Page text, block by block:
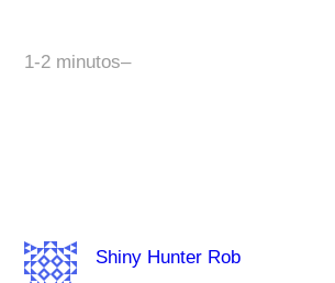
1-2 minutos–
Shiny Hunter Rob